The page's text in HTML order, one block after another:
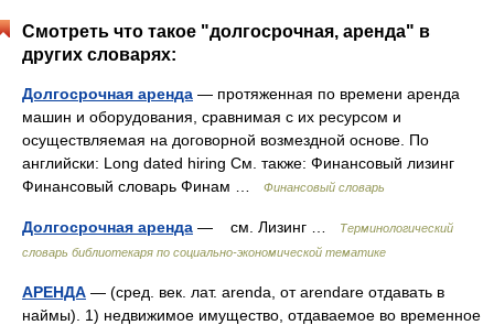
Смотреть что такое "долгосрочная, аренда" в
других словарях:
Долгосрочная аренда — протяженная по времени аренда
машин и оборудования, сравнимая с их ресурсом и
осуществляемая на договорной возмездной основе. По
английски: Long dated hiring См. также: Финансовый лизинг
Финансовый словарь Финам …
Финансовый словарь
Долгосрочная аренда — см. Лизинг …
Терминологический
словарь библиотекаря по социально-экономической тематике
АРЕНДА — (сред. век. лат. arenda, от arendare отдавать в
наймы). 1) недвижимое имущество, отдаваемое во временное